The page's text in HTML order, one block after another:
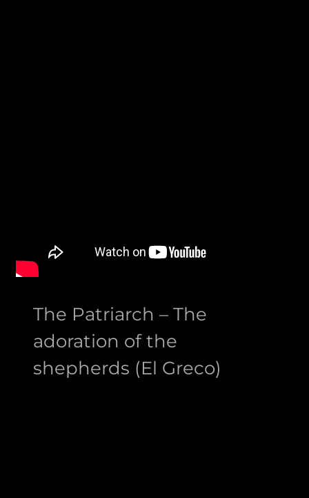
The Patriarch – The
adoration of the
shepherds (El Greco)